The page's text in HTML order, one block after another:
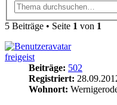
5 Beiträge • Seite 1 von 1
freigeist
Beiträge: 502
Registriert:
Wohnort: